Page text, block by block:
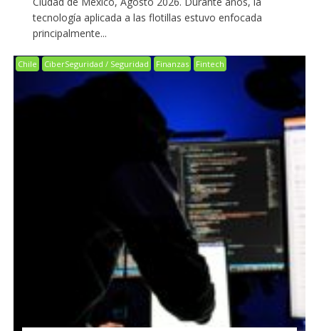
tecnología aplicada a las flotillas estuvo enfocada
principalmente...
Chile CiberSeguridad / Seguridad Finanzas Fintech